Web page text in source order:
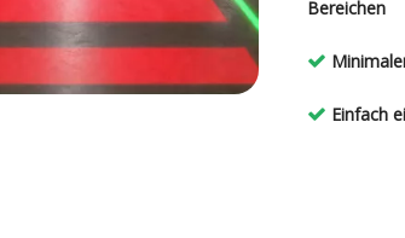
Bereichen

 Einfach